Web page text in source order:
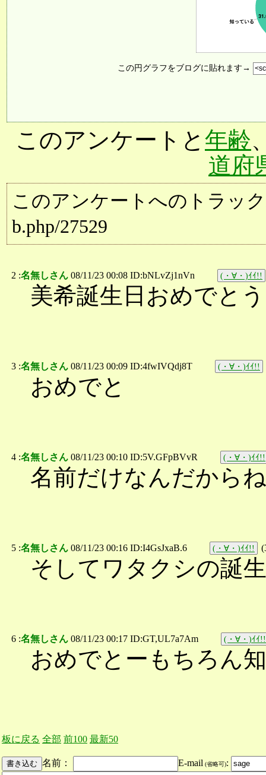
この円グラフをブログに貼れます→
このアンケートと 年齢
道府
このアンケートへのトラッ
b.php/27529
2 :名無しさん 08/11/23 00:08 ID:bNLvZj1nVn (・∀・)ｲｲ!!
美希誕生日おめでと
3 :名無しさん 08/11/23 00:09 ID:4fwIVQdj8T (・∀・)ｲｲ!!
おめでと
4 :名無しさん 08/11/23 00:10 ID:5V.GFpBVvR (・∀・)ｲｲ!!
名前だけなんだから
5 :名無しさん 08/11/23 00:16 ID:I4GsJxaB.6 (・∀・)ｲｲ!! (
そしてワタクシの誕
6 :名無しさん 08/11/23 00:17 ID:GT,UL7a7Am (・∀・)ｲｲ!!
おめでとーもちろん
板に戻る 全部 前100 最新50
名前： E-mail (省略可):